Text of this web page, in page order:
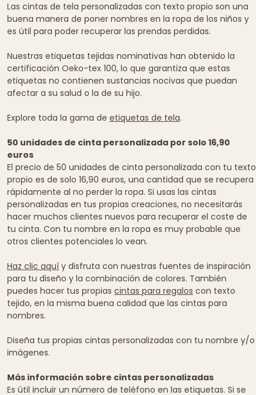
Las cintas de tela personalizadas con texto propio son una
buena manera de poner nombres en la ropa de los niños y
es útil para poder recuperar las prendas perdidas.
Nuestras etiquetas tejidas nominativas han obtenido la
certificación Oeko-tex 100, lo que garantiza que estas
etiquetas no contienen sustancias nocivas que puedan
afectar a su salud o la de su hijo.
Explore toda la gama de etiquetas de tela.
50 unidades de cinta personalizada por solo 16,90
euros
El precio de 50 unidades de cinta personalizada con tu texto
propio es de solo 16,90 euros, una cantidad que se recupera
rápidamente al no perder la ropa. Si usas las cintas
personalizadas en tus propias creaciones, no necesitarás
hacer muchos clientes nuevos para recuperar el coste de
tu cinta. Con tu nombre en la ropa es muy probable que
otros clientes potenciales lo vean.
Haz clic aquí y disfruta con nuestras fuentes de inspiración
para tu diseño y la combinación de colores. También
puedes hacer tus propias cintas para regalos con texto
tejido, en la misma buena calidad que las cintas para
nombres.
Diseña tus propias cintas personalizadas con tu nombre y/o
imágenes.
Más información sobre cintas personalizadas
Es útil incluir un número de teléfono en las etiquetas. Si se